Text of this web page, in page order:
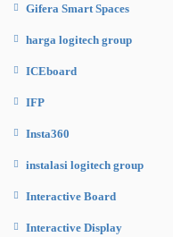
Gifera Smart Spaces
harga logitech group
ICEboard
IFP
Insta360
instalasi logitech group
Interactive Board
Interactive Display